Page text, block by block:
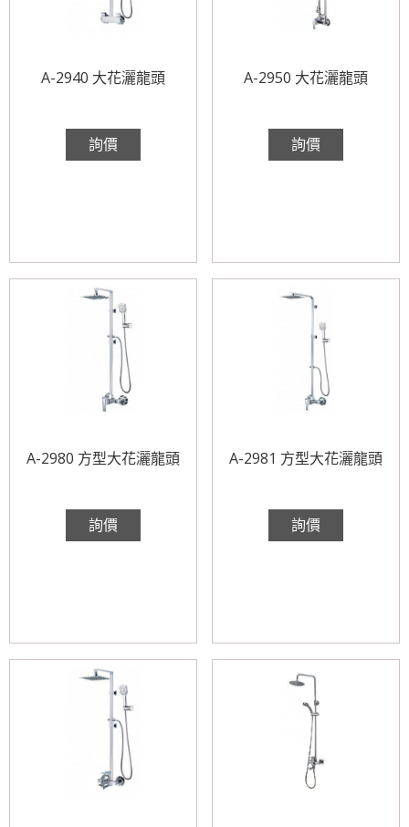
A-2940 大花灑龍頭
詢價
A-2950 大花灑龍頭
詢價
A-2980 方型大花灑龍頭
詢價
A-2981 方型大花灑龍頭
詢價